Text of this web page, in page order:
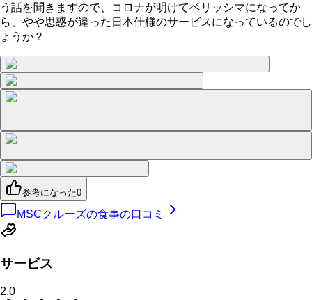
う話を聞きますので、コロナが明けてベリッシマになってか
ら、やや思惑が違った日本仕様のサービスになっているのでし
ょうか？
参考になった0
MSCクルーズの食事の口コミ
サービス
2.0